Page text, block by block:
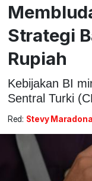
Strategi
Rupiah
Kebijakan BI
Sentral Turki
Red: Stevy Maradona